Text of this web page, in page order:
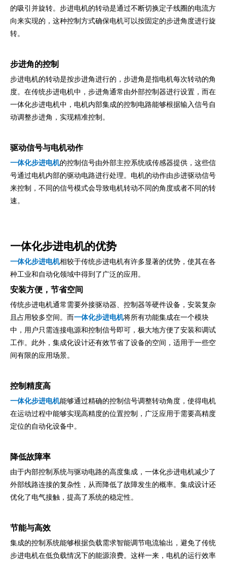
的吸引并旋转。步进电机的转动是通过不断切换定子线圈的电流方
向来实现的，这种控制方式确保电机可以按固定的步进角度进行旋
转。
步进角的控制
步进电机的转动是按步进角进行的，步进角是指电机每次转动的角
度。在传统步进电机中，步进角通常由外部控制器进行设置，而在
一体化步进电机中，电机内部集成的控制电路能够根据输入信号自
动调整步进角，实现精准控制。
驱动信号与电机动作
一体化步进电机的控制信号由外部主控系统或传感器提供，这些信
号通过电机内部的驱动电路进行处理。电机的动作由步进驱动信号
来控制，不同的信号模式会导致电机转动不同的角度或者不同的转
速。
一体化步进电机的优势
一体化步进电机相较于传统步进电机有许多显著的优势，使其在各
种工业和自动化领域中得到了广泛的应用。
安装方便，节省空间
传统步进电机通常需要外接驱动器、控制器等硬件设备，安装复杂
且占用较多空间。而一体化步进电机将所有功能集成在一个模块
中，用户只需连接电源和控制信号即可，极大地方便了安装和调试
工作。此外，集成化设计还有效节省了设备的空间，适用于一些空
间有限的应用场景。
控制精度高
一体化步进电机能够通过精确的控制信号调整转动角度，使得电机
在运动过程中能够实现高精度的位置控制，广泛应用于需要高精度
定位的自动化设备中。
降低故障率
由于内部控制系统与驱动电路的高度集成，一体化步进电机减少了
外部线路连接的复杂性，从而降低了故障发生的概率。集成设计还
优化了电气接触，提高了系统的稳定性。
节能与高效
集成的控制系统能够根据负载需求智能调节电流输出，避免了传统
步进电机在低负载情况下的能源浪费。这样一来，电机的运行效率